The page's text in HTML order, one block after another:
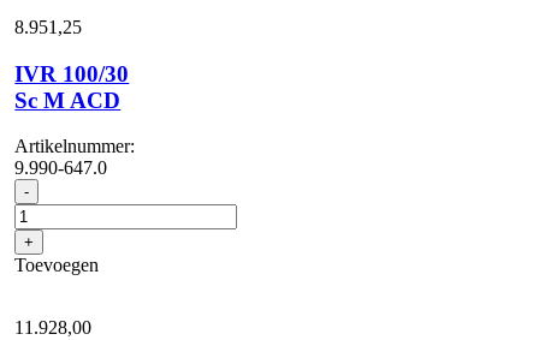
8.951,25
IVR 100/30
Sc M ACD
Artikelnummer:
9.990-647.0
- IVR
100/30
Sc
M
ACD
+
Toevoegen
11.928,00